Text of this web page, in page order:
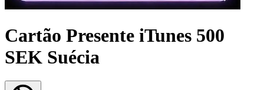
Cartão Presente iTunes 500
SEK Suécia